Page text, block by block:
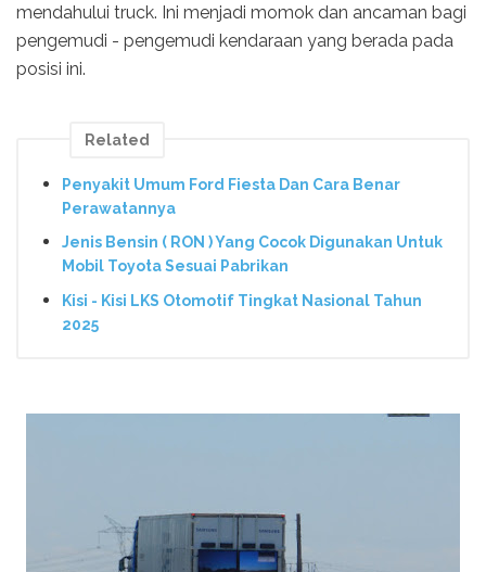
mendahului truck. Ini menjadi momok dan ancaman bagi
pengemudi - pengemudi kendaraan yang berada pada
posisi ini.
Related
Penyakit Umum Ford Fiesta Dan Cara Benar
Perawatannya
Jenis Bensin ( RON ) Yang Cocok Digunakan Untuk
Mobil Toyota Sesuai Pabrikan
Kisi - Kisi LKS Otomotif Tingkat Nasional Tahun
2025